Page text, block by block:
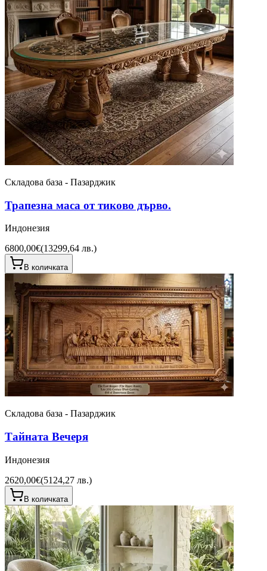
Складова база - Пазарджик
Трапезна маса от тиково дърво.
Индонезия
6800,00€(13299,64 лв.)
В количката
Складова база - Пазарджик
Тайната Вечеря
Индонезия
2620,00€(5124,27 лв.)
В количката